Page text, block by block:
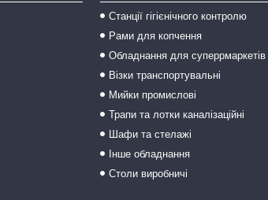
Станції гігієнічного контролю
Рами для копчення
Обладнання для суперрмаркетів
Візки транспортувальні
Мийки промислові
Трапи та лотки каналізаційні
Шафи та стелажі
Інше обладнання
Столи виробничі